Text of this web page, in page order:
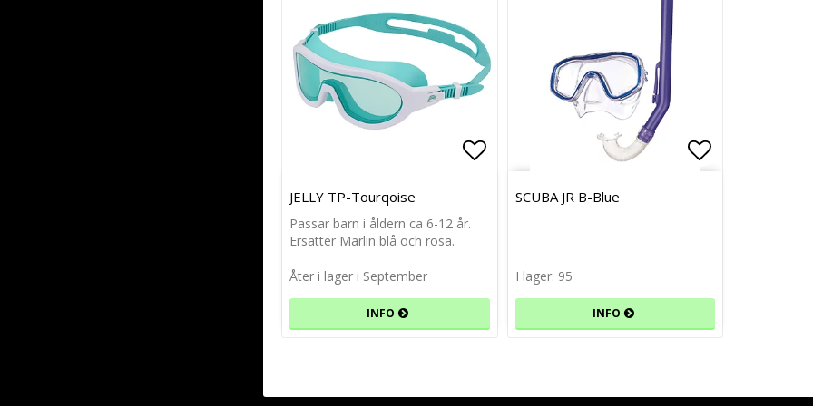
Lägg till i favoritlistan
Lägg till i favoritlistan
JELLY TP-Tourqoise
Passar barn i åldern ca 6-12 år.
Ersätter Marlin blå och rosa.
Åter i lager i September
INFO
SCUBA JR B-Blue
I lager: 95
INFO